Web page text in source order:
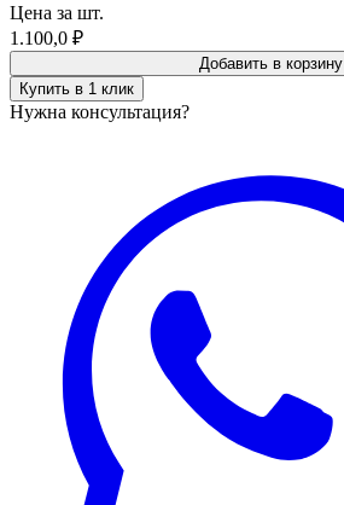
Цена за шт.
1.100,0 ₽
Добавить в корзину
Купить в 1 клик
Нужна консультация?